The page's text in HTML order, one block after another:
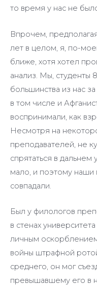
то время у нас не
Впрочем,
лет в целом, я, по-
ближе, хотя хотел
анализ. Мы, студенты
большинства из нас
в том числе и
воспринимали, как
Несмотря на
преподавателей, не
спрятаться в дальнем
мало, и поэтому наши
совпадали.
Был у филологов
в стенах
личным
войны штрафной
среднего, он мог
превышавшему его в